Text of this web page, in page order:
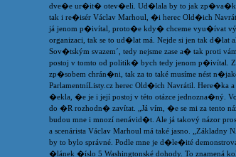
dve�e ur�it� otev�eli. Ud�lala by to jak zp�va�ka
tak i re�isér Václav Marhoul, �i herec Old�ich
já jenom p�ivítal, proto�e kdy� chceme vyu�ívat
organizaci, tak se to ud�lat má. Nejde si jen tak d�lat
Sov�tským svazem´, tedy nejsme zase a� tak proti
postoj v tomto od politik� bych tedy jenom p�ivítal.
zp�sobem chrán�ni, tak za to také musíme nést
ParlamentníListy.cz herec Old�ich Navrátil. Here�ka
�ekla, �e je i její postoj v této otázce jednozna�ný.
do �R rozhodn� zavítat. „Já vím, �e se mi za tento
budou mne i mnozí nenávid�t. Ale já takový názor
a scenárista Václav Marhoul má také jasno. „Základny
by to bylo správné. Podle mne je d�le�ité
�lánek �íslo 5 Washingtonské dohody. To znamená